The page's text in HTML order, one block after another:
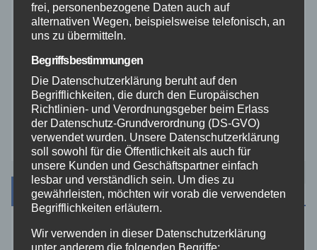
Veranstaltungen
Westerwald
Zoll
Archiv
August 2026
frei, personenbezogene Daten auch auf
alternativen Wegen, beispielsweise telefonisch, an
uns zu übermitteln.
Begriffsbestimmungen
Die Datenschutzerklärung beruht auf den
Begrifflichkeiten, die durch den Europäischen
Richtlinien- und Verordnungsgeber beim Erlass
der Datenschutz-Grundverordnung (DS-GVO)
verwendet wurden. Unsere Datenschutzerklärung
soll sowohl für die Öffentlichkeit als auch für
unsere Kunden und Geschäftspartner einfach
lesbar und verständlich sein. Um dies zu
gewährleisten, möchten wir vorab die verwendeten
Begrifflichkeiten erläutern.
Wir verwenden in dieser Datenschutzerklärung
unter anderem die folgenden Begriffe: